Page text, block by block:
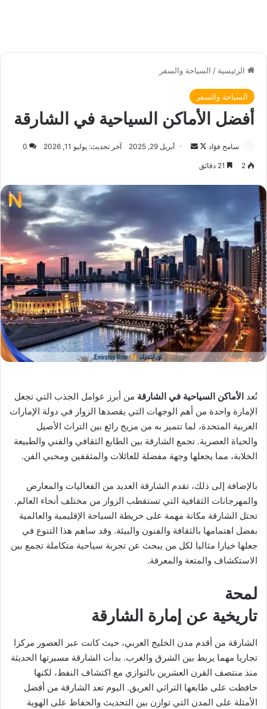
الرئيسية / السياحة والسفر
السياحة والسفر
أفضل الأماكن السياحية في الشارقة
سامح فؤاد
ت
ىي
ل
ك
ت
ر
و
ن
أبريل 29, 2025 آخر تحديث: يوليو 11, 2026 0
2
تُعد الأماكن السياحية في الشارقة من أبرز عوامل الجذب التي تجعل
الإمارة واحدة من أهم الوجهات التي يقصدها الزوار في دولة الإمارات
العربية المتحدة، لما تتميز به من مزيج رائع بين التراث الأصيل
والحياة العصرية. تجمع الشارقة بين الطابع الثقافي والفني والطبيعة
الخلابة، مما يجعلها وجهة مفضلة للعائلات والمثقفين ومحبي الفن.
بالإضافة إلى ذلك، تقدم الشارقة العديد من الفعاليات والمعارض
والمهرجانات الثقافية التي تستقطب الزوار من مختلف أنحاء العالم.
تحتل الشارقة مكانة مهمة على خريطة السياحة الإقليمية والعالمية
بفضل اهتمامها بالثقافة والفنون والبيئة. وقد ساهم هذا التنوع في
جعلها خيارا مثاليا لكل من يبحث عن تجربة سياحية متكاملة تجمع بين
الاستكشاف والمتعة والمعرفة.
لمحة
تاريخية عن إمارة الشارقة
الشارقة من أقدم مدن الخليج العربي، حيث كانت عبر العصور مركزا
تجاريا مهما يربط بين الشرق والغرب. بدأت الشارقة مسيرتها الحديثة
منذ منتصف القرن العشرين بالتوازي مع اكتشاف النفط، لكنها
حافظت على طابعها التراثي العريق. اليوم تعد الشارقة من أفضل
الأمثلة على المدن التي توازن بين التحديث والحفاظ على الهوية